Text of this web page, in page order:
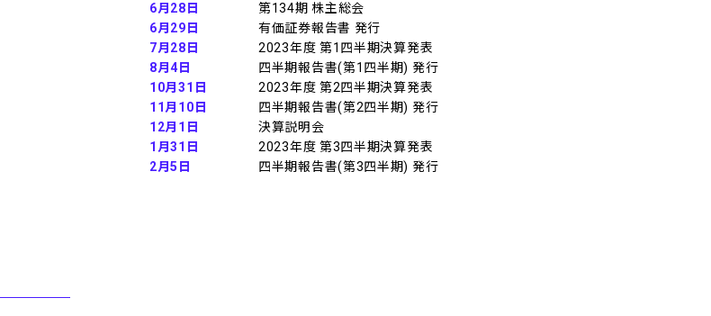
6月28日
第134期 株主総会
6月29日
有価証券報告書 発行
7月28日
2023年度 第1四半期決算発表
8月4日
四半期報告書(第1四半期) 発行
10月31日
2023年度 第2四半期決算発表
11月10日
四半期報告書(第2四半期) 発行
12月1日
決算説明会
1月31日
2023年度 第3四半期決算発表
2月5日
四半期報告書(第3四半期) 発行